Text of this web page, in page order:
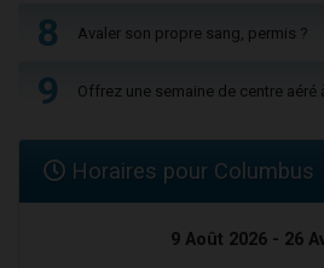
8 Avaler son propre sang, permis ?
9 Offrez une semaine de centre aéré
Horaires pour Columbus
9 Août 2026 - 26